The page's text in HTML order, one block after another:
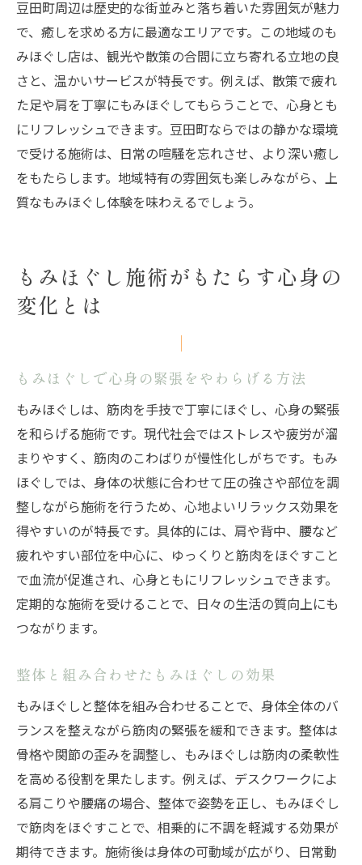
豆田町周辺は歴史的な街並みと落ち着いた雰囲気が魅力
で、癒しを求める方に最適なエリアです。この地域のも
みほぐし店は、観光や散策の合間に立ち寄れる立地の良
さと、温かいサービスが特長です。例えば、散策で疲れ
た足や肩を丁寧にもみほぐしてもらうことで、心身とも
にリフレッシュできます。豆田町ならではの静かな環境
で受ける施術は、日常の喧騒を忘れさせ、より深い癒し
をもたらします。地域特有の雰囲気も楽しみながら、上
質なもみほぐし体験を味わえるでしょう。
もみほぐし施術がもたらす心身の
変化とは
もみほぐしで心身の緊張をやわらげる方法
もみほぐしは、筋肉を手技で丁寧にほぐし、心身の緊張
を和らげる施術です。現代社会ではストレスや疲労が溜
まりやすく、筋肉のこわばりが慢性化しがちです。もみ
ほぐしでは、身体の状態に合わせて圧の強さや部位を調
整しながら施術を行うため、心地よいリラックス効果を
得やすいのが特長です。具体的には、肩や背中、腰など
疲れやすい部位を中心に、ゆっくりと筋肉をほぐすこと
で血流が促進され、心身ともにリフレッシュできます。
定期的な施術を受けることで、日々の生活の質向上にも
つながります。
整体と組み合わせたもみほぐしの効果
もみほぐしと整体を組み合わせることで、身体全体のバ
ランスを整えながら筋肉の緊張を緩和できます。整体は
骨格や関節の歪みを調整し、もみほぐしは筋肉の柔軟性
を高める役割を果たします。例えば、デスクワークによ
る肩こりや腰痛の場合、整体で姿勢を正し、もみほぐし
で筋肉をほぐすことで、相乗的に不調を軽減する効果が
期待できます。施術後は身体の可動域が広がり、日常動